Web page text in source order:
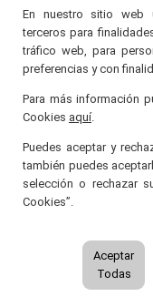
En nuestro sitio web
terceros para
tráfico web, para
preferencias y con
Para más información
Cookies aquí.
Puedes aceptar y
también puedes
selección o rechazar
Cookies”.
Aceptar
Todas